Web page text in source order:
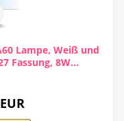
Lampe, Weiß und
Fassung, 8W...